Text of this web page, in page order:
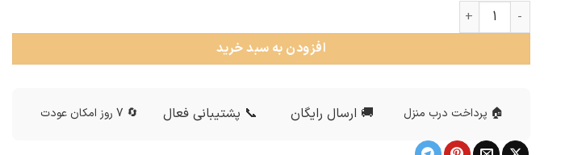
نیم ست نقره عروس عدد
افزودن به سبد خرید
🏠 پرداخت درب منزل 🚚 ارسال رایگان 📞 پشتیبانی فعال 🔄 7 روز امکان عودت